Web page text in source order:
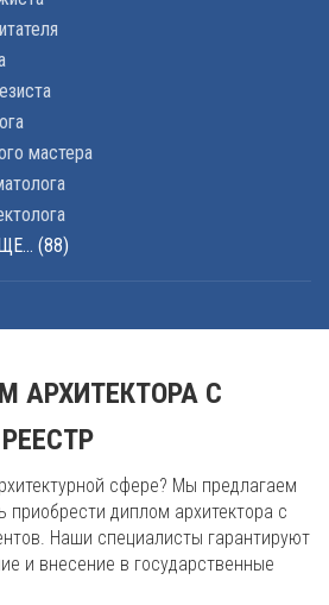
мастера
(88)
АРХИТЕКТОРА С
сфере? Мы предлагаем
диплом архитектора с
Наши специалисты гарантируют
и внесение в государственные